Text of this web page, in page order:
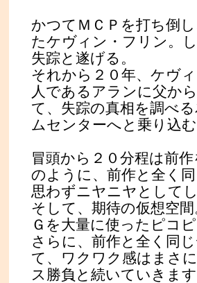
かつてＭＣＰを打ち倒
たケヴィン・フリン。
失踪と遂げる。
それから２０年、ケヴ
人であるアランに父か
て、失踪の真相を調べ
ムセンターへと乗り込
冒頭から２０分程は前
のように、前作と全く
思わずニヤニヤとして
そして、期待の仮想空
Ｇを大量に使ったピコピ
さらに、前作と全く同
て、ワクワク感はまさ
ス勝負と続いていきます